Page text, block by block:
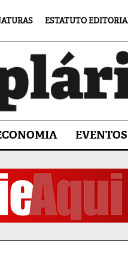
ESTATUTO
EVENTOS